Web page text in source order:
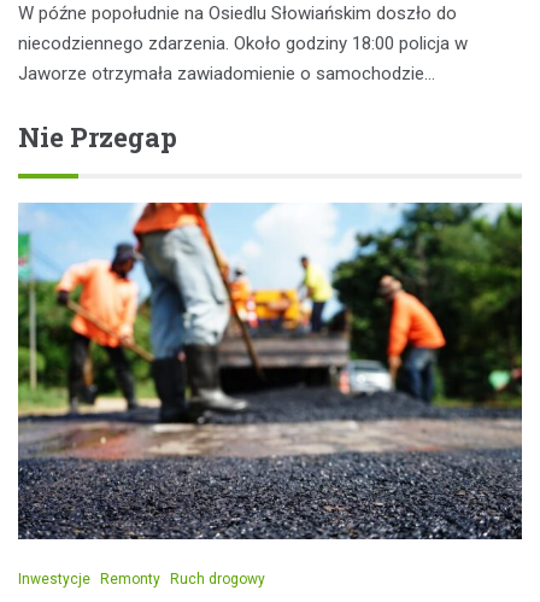
W późne popołudnie na Osiedlu Słowiańskim doszło do
niecodziennego zdarzenia. Około godziny 18:00 policja w
Jaworze otrzymała zawiadomienie o samochodzie…
Nie Przegap
Inwestycje Remonty Ruch drogowy